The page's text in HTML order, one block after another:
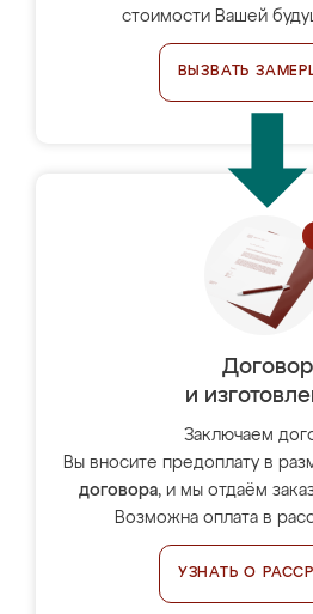
стоимости Вашей
ВЫЗВАТЬ
Договор
и
Заключаем
Вы вносите предоплату в
договора, и мы отдаём
Возможна оплата в
УЗНАТЬ О